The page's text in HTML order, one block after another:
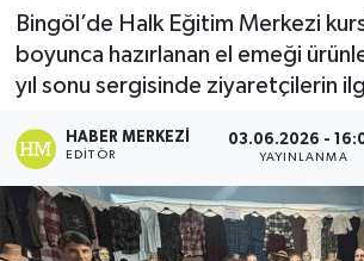
Bingöl’de Halk Eğitim Merkezi
boyunca hazırlanan el emeği
yıl sonu sergisinde ziyaretçilerin
HABER MERKEZI
EDITÖR
03.06.2026 -
YAYINLANMA
GENÇ
GÜNDEM
KARLIOVA
KİĞI
Tüm Manşetler
Son Dakika Haberleri
Haber Arşivi